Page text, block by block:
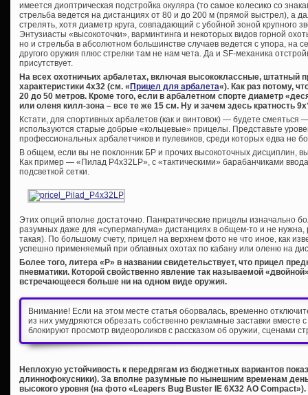
имеется диоптрическая подстройка окуляра (то самое колесико со
стрельба ведется на дистанциях от 80 и до 200 м (прямой выстрел), а
стрелять, хотя диаметр круга, совпадающий с убойной зоной крупного
Энтузиасты «высокоточки», варминтинга и некоторых видов горной
но и стрельба в абсолютном большинстве случаев ведется с упора, на
другого оружия плюс стрелки там не нам чета. Да и SF-механика
присутствует.
На всех охотничьих арбалетах, включая высококлассные, штатный
характеристики 4х32 (см. «Прицел для арбалета«). Как раз потому,
20 до 50 метров. Кроме того, если в арбалетном спорте диаметр
или оленя килл-зона – все те же 15 см. Ну и зачем здесь кратность
Кстати, для спортивных арбалетов (как и винтовок) — будете
используются старые добрые «кольцевые» прицелы. Представьте
профессиональных арбалетчиков и пулевиков, среди которых едва не
В общем, если вы не поклонник БР и прочих высокоточных дисциплин,
Как пример — «Пилад P4x32LP», с «тактическими» барабанчиками
подсветкой сетки.
Этих опций вполне достаточно. Панкратические прицелы изначально
разумных даже для «супермагнума» дистанциях в общем-то и не нужна,
такая). По большому счету, прицел на верхнем фото не что иное, как
успешно применяемый при облавных охотах по кабану или оленю на
Более того, литера «P» в названии свидетельствует, что прицел
пневматики. Которой свойственно явление так называемой
встречающееся больше ни на одном виде оружия.
Внимание! Если на этом месте статья оборвалась, временно
из них умудряются обрезать собственно рекламные заставки вместе
блокируют просмотр видеороликов с рассказом об оружии, сценами
Неплохую устойчивость к передрягам из бюджетных вариантов
длиннофокусники). За вполне разумные по нынешним временам
высокого уровня (на фото «Leapers Bug Buster IE 6X32 AO Compact»).